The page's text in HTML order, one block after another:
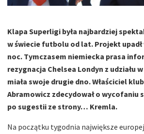
Klapa Superligi była najbardziej
w świecie futbolu od lat. Projekt upadł
noc. Tymczasem niemiecka prasa
rezygnacja Chelsea Londyn z udziału
miała swoje drugie dno. Właściciel
Abramowicz zdecydował o wycofaniu
po sugestii ze strony… Kremla.
Na początku tygodnia największe